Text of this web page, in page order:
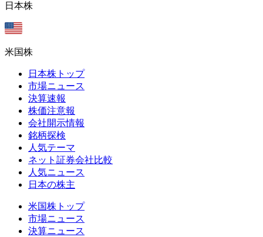
日本株
米国株
日本株トップ
市場ニュース
決算速報
株価注意報
会社開示情報
銘柄探検
人気テーマ
ネット証券会社比較
人気ニュース
日本の株主
米国株トップ
市場ニュース
決算ニュース